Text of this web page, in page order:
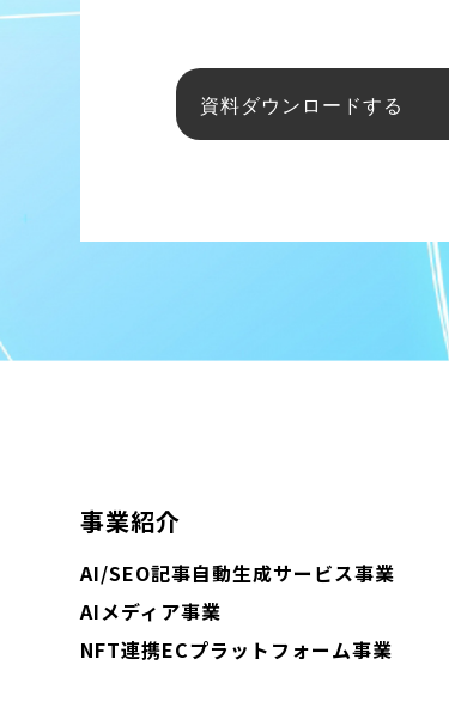
資料ダウンロードする
事業紹介
AI/SEO記事自動生成サービス事業
AIメディア事業
NFT連携ECプラットフォーム事業